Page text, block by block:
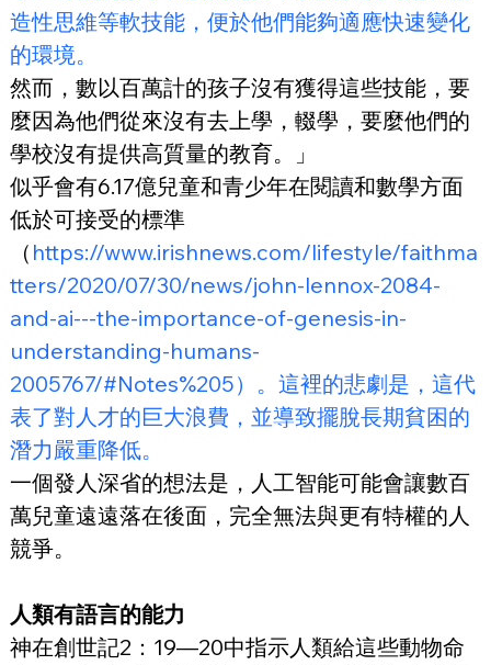
造性思維等軟技能，便於他們能夠適應快速變化
的環境。
然而，數以百萬計的孩子沒有獲得這些技能，要
麼因為他們從來沒有去上學，輟學，要麼他們的
學校沒有提供高質量的教育。」
似乎會有6.17億兒童和青少年在閱讀和數學方面
低於可接受的標準
（ https://www.irishnews.com/lifestyle/faithma
tters/2020/07/30/news/john-lennox-2084-
and-ai---the-importance-of-genesis-in-
understanding-humans-
2005767/#Notes%205）。這裡的悲劇是，這代
表了對人才的巨大浪費，並導致擺脫長期貧困的
潛力嚴重降低。
一個發人深省的想法是，人工智能可能會讓數百
萬兒童遠遠落在後面，完全無法與更有特權的人
競爭。
人類有語言的能力
神在創世記2：19—20中指示人類給這些動物命